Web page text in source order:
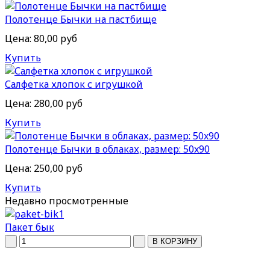
Полотенце Бычки на пастбище
Цена: 80,00 руб
Купить
Салфетка хлопок с игрушкой
Цена: 280,00 руб
Купить
Полотенце Бычки в облаках, размер: 50x90
Цена: 250,00 руб
Купить
Недавно просмотренные
Пакет бык